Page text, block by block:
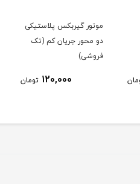
موتور گیربکس پلاستیکی
دو محور جریان کم (عمده
فروشی)
100,000 تومان